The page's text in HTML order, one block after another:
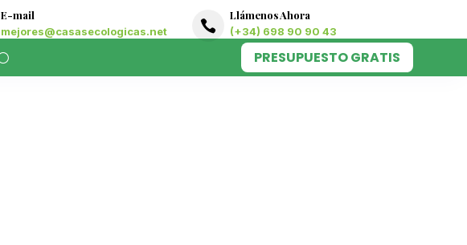
E-mail
mejores@casasecologicas.net 
Llámenos Ahora
(+34) 698 90 90 43
PRESUPUESTO GRATIS